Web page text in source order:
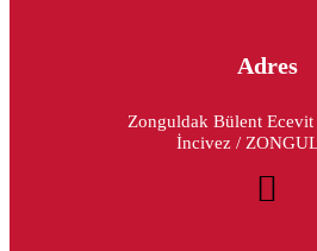
Adres
Zonguldak Bülent
İncivez /